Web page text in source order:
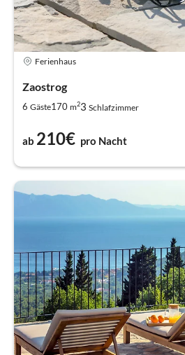
Ferienhaus
Zaostrog
6 Gäste170 m23 Schlafzimmer
ab 210€ pro Nacht